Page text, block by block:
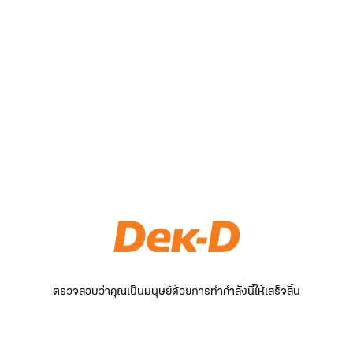
ตรวจสอบว่าคุณเป็นมนุษย์ด้วยการทำคำสั่งนี้ให้เสร็จสิ้น